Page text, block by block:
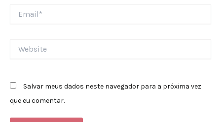
Salvar meus dados neste navegador para a próxima vez
que eu comentar.